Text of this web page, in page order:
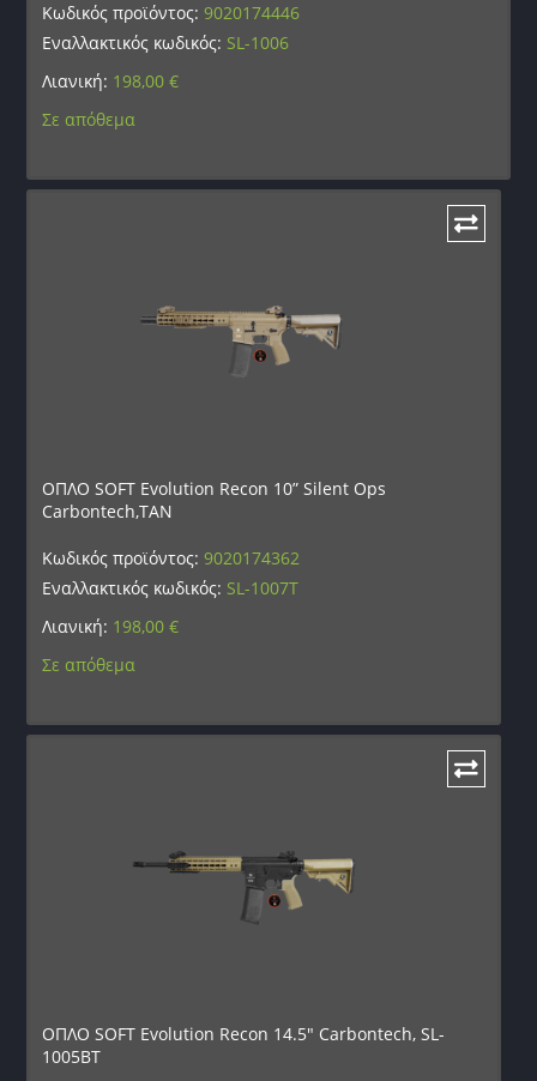
Κωδικός προϊόντος:9020174446
Εναλλακτικός κωδικός: SL-1006
Λιανική: 198,00€
Σε απόθεμα
ΟΠΛΟ SOFT Evolution Recon 10” Silent Ops
Carbontech,TAN
Κωδικός προϊόντος:9020174362
Εναλλακτικός κωδικός: SL-1007T
Λιανική: 198,00€
Σε απόθεμα
ΟΠΛΟ SOFT Evolution Recon 14.5″ Carbontech, SL-
1005BT